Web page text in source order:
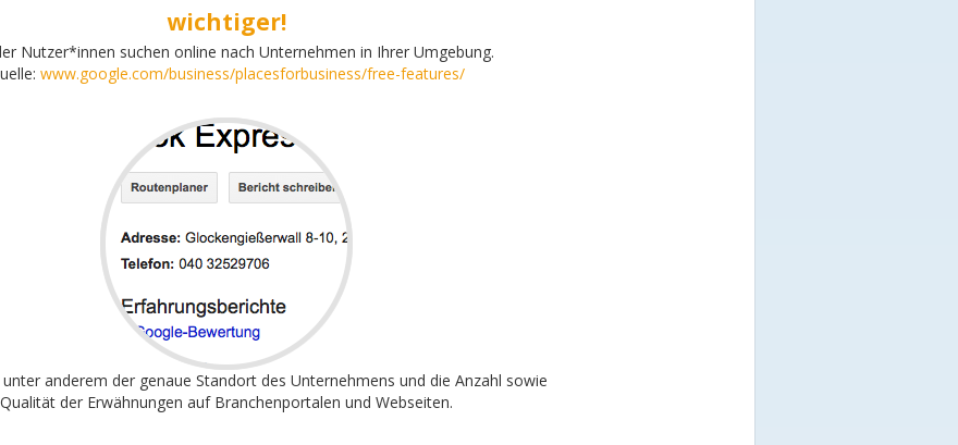
wichtiger!
Nutzer*innen suchen online nach Unternehmen in Ihrer Umgebung.
www.google.com/business/placesforbusiness/free-features/
unter anderem der genaue Standort des Unternehmens und die Anzahl sowie
Qualität der Erwähnungen auf Branchenportalen und Webseiten.